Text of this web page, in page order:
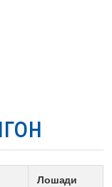
Лошади